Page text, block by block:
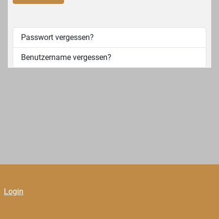
Passwort vergessen?
Benutzername vergessen?
Login